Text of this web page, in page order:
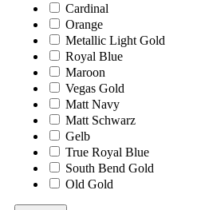
Cardinal
Orange
Metallic Light Gold
Royal Blue
Maroon
Vegas Gold
Matt Navy
Matt Schwarz
Gelb
True Royal Blue
South Bend Gold
Old Gold